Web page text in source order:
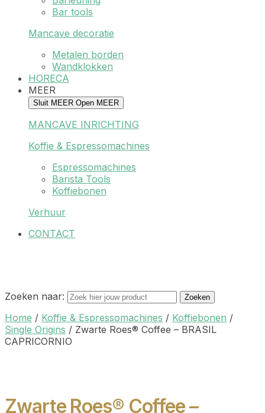
Bar tools
Mancave decoratie
Metalen borden
Wandklokken
HORECA
MEER
Sluit MEER Open MEER
MANCAVE INRICHTING
Koffie & Espressomachines
Espressomachines
Barista Tools
Koffiebonen
Verhuur
CONTACT
Zoeken naar: Zoeken
Home / Koffie & Espressomachines / Koffiebonen /
Single Origins / Zwarte Roes® Coffee – BRASIL
CAPRICORNIO
Zwarte Roes® Coffee –